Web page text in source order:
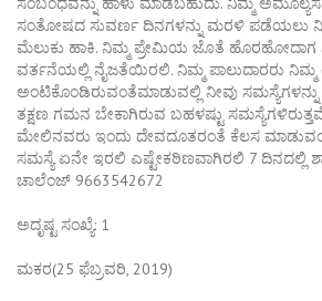
ಸಂತೋಷದ ಸುವರ್ಣ ದಿನಗಳನ್ನು ಮರಳಿ ಪಡೆಯಲು
ಮೆಲುಕು ಹಾಕಿ. ನಿಮ್ಮ ಪ್ರೇಮಿಯ ಜೊತೆ ಹೊರಹೋದಾಗ
ವರ್ತನೆಯಲ್ಲಿ ನೈಜತೆಯಿರಲಿ. ನಿಮ್ಮ ಪಾಲುದಾರರು
ಅಂಟಿಕೊಂಡಿರುವಂತೆಮಾಡುವಲ್ಲಿ ನೀವು ಸಮಸ್ಯೆಗಳನ್ನು
ತಕ್ಷಣ ಗಮನ ಬೇಕಾಗಿರುವ ಬಹಳಷ್ಟು
ಮೇಲಿನವರು ಇಂದು ದೇವದೂತರಂತೆ ಕೆಲಸ
ಸಮಸ್ಯೆ ಏನೇ ಇರಲಿ ಎಷ್ಟೇಕಠಿಣವಾಗಿರಲಿ 7 ದಿನದಲ್ಲಿ
ಚಾಲೆಂಜ್ 9663542672
ಅದೃಷ್ಟ ಸಂಖ್ಯೆ: 1
ಮಕರ(25 ಫೆಬ್ರವರಿ, 2019)